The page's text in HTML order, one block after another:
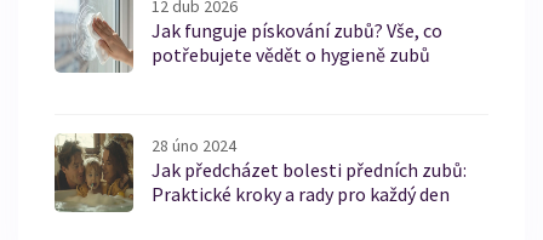
12 dub 2026
Jak funguje pískování zubů? Vše, co
potřebujete vědět o hygieně zubů
28 úno 2024
Jak předcházet bolesti předních zubů:
Praktické kroky a rady pro každý den